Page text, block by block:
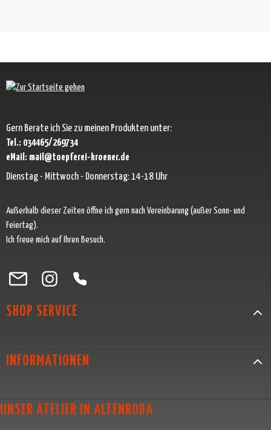
Gern Berate ich Sie zu meinen Produkten unter:
Tel.: 034465/269734
eMail: mail@toepferei-kroener.de
Dienstag - Mittwoch - Donnerstag: 14-18 Uhr
Außerhalb dieser Zeiten öffne ich gern nach Vereinbarung (außer Sonn- und
Feiertag).
Ich freue mich auf Ihren Besuch.
Besuche uns auf Facebook – öffnet in neuem Tab (externer Link)
Schau auf Instagram vorbei – öffnet in neuem Tab (externer Link)
Lass dich auf Pinterest inspirieren – öffnet in neuem Tab
Folge uns auf X – öffnet in neuem Tab (externer Link)
SHOP SERVICE
INFORMATIONEN
UNSER ATELIER IN ALTENRODA